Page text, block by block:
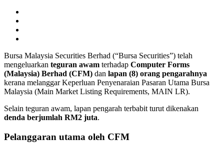
Bursa Malaysia Securities Berhad (“Bursa Securities”) telah
mengeluarkan teguran awam terhadap Computer Forms
(Malaysia) Berhad (CFM) dan lapan (8) orang pengarahnya
kerana melanggar Keperluan Penyenaraian Pasaran Utama Bursa
Malaysia (Main Market Listing Requirements, MAIN LR).
Selain teguran awam, lapan pengarah terbabit turut dikenakan
denda berjumlah RM2 juta.
Pelanggaran utama oleh CFM